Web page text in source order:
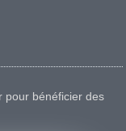
pour bénéficier des